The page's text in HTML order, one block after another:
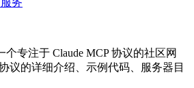
务
专注于 Claude MCP 协议的社区网
议的详细介绍、示例代码、服务器目